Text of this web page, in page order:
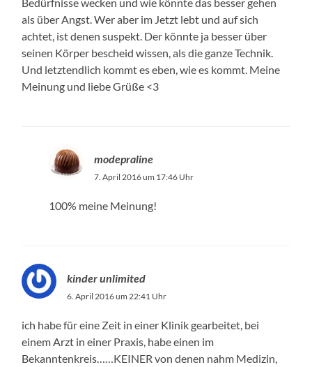
als über Angst. Wer aber im Jetzt lebt und auf sich
achtet, ist denen suspekt. Der könnte ja besser über
seinen Körper bescheid wissen, als die ganze Technik.
Und letztendlich kommt es eben, wie es kommt. Meine
Meinung und liebe Grüße <3
modepraline
7. April 2016 um 17:46 Uhr
100% meine Meinung!
kinder unlimited
6. April 2016 um 22:41 Uhr
ich habe für eine Zeit in einer Klinik gearbeitet, bei
einem Arzt in einer Praxis, habe einen im
Bekanntenkreis……KEINER von denen nahm Medizin,